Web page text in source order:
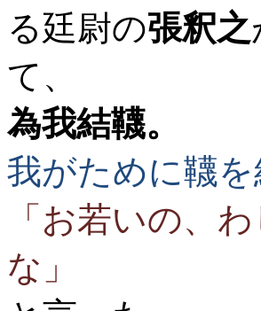
る廷尉の張釈之
て、
為我結韈。
我がために韈を
「お若いの、
な」